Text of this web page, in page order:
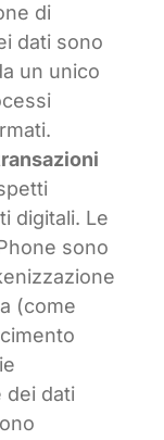
di
dati sono
un unico
digitali. Le
sono
(come
dei dati